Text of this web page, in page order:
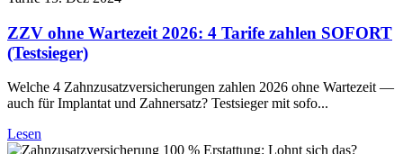
ZZV ohne Wartezeit 2026: 4 Tarife zahlen SOFORT
(Testsieger)
Welche 4 Zahnzusatzversicherungen zahlen 2026 ohne Wartezeit —
auch für Implantat und Zahnersatz? Testsieger mit sofo...
Lesen